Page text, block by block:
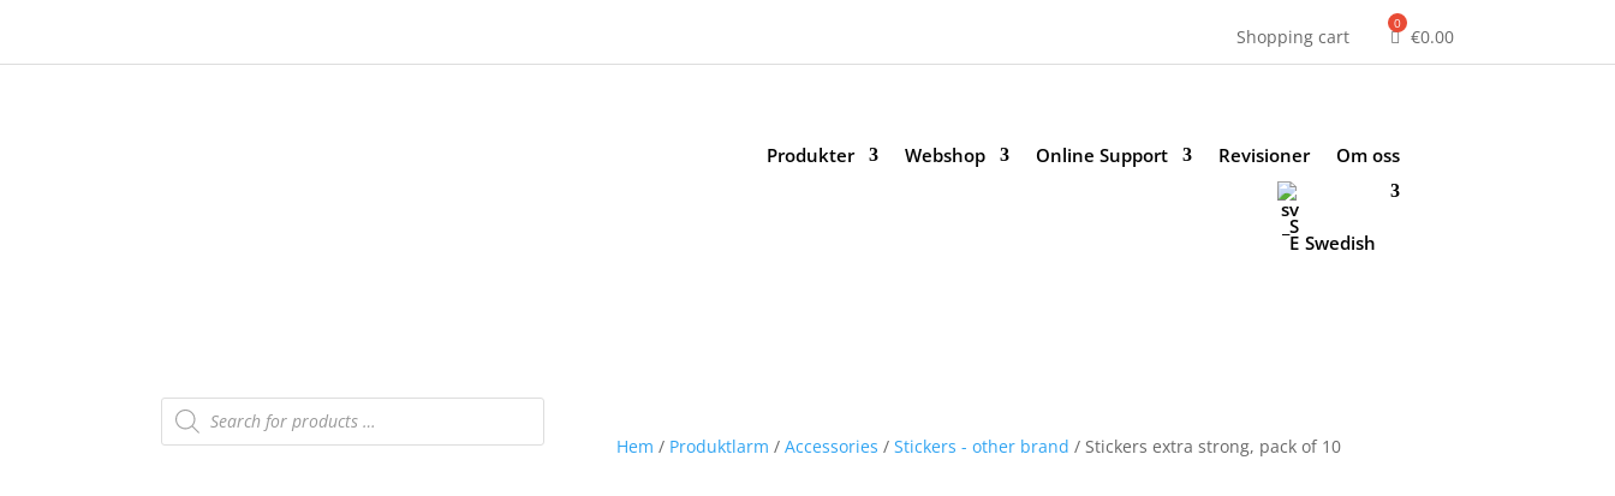
Shopping cart €0.00
Produkter Webshop Online Support Revisioner Om oss
Swedish
Products
search
Hem / Produktlarm / Accessories / Stickers - other brand / Stickers extra strong, pack of 10